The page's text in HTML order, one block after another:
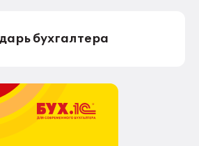
бухгалтера